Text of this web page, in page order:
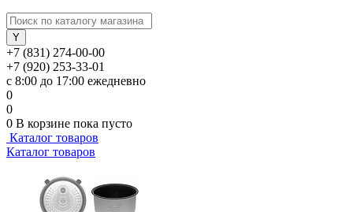
+7 (831) 274-00-00
+7 (920) 253-33-01
с 8:00 до 17:00 ежедневно
0
0
0 В корзине пока пусто
Каталог товаров
Каталог товаров